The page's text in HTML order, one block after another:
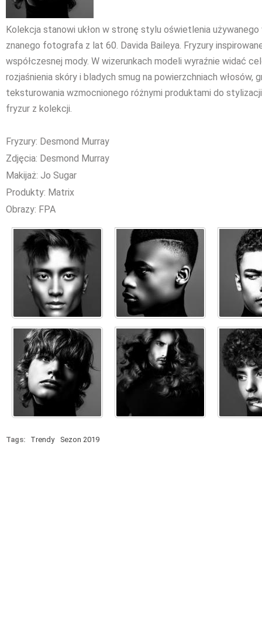
Kolekcja stanowi ukłon w stronę stylu oświetlenia
znanego fotografa z lat 60. Davida Baileya. Fryzury
współczesnej mody. W wizerunkach modeli wyraźnie widać
rozjaśnienia skóry i bladych smug na powierzchniach włosów,
teksturowania wzmocnionego różnymi produktami do
fryzur z kolekcji.
Fryzury: Desmond Murray
Zdjęcia: Desmond Murray
Makijaż: Jo Sugar
Produkty: Matrix
Obrazy: FPA
Tags: Trendy Sezon 2019